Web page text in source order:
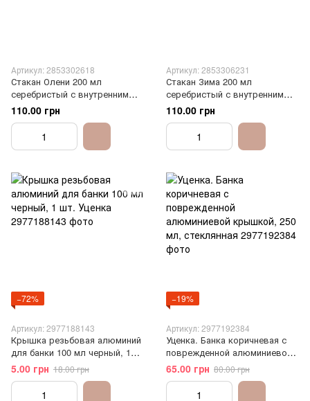
Артикул: 2853302618
Стакан Олени 200 мл
серебристый с внутренним
напылением (для свечей)
110.00 грн
Артикул: 2853306231
Стакан Зима 200 мл
серебристый с внутренним
напылением (для свечей)
110.00 грн
−72%
Артикул: 2977188143
Крышка резьбовая алюминий
для банки 100 мл черный, 1
шт. Уценка
5.00 грн 18.00 грн
−19%
Артикул: 2977192384
Уценка. Банка коричневая с
поврежденной алюминиевой
крышкой, 250 мл, стеклянная
65.00 грн 80.00 грн